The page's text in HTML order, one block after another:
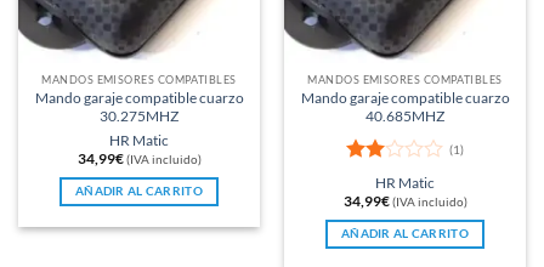
MANDOS EMISORES COMPATIBLES
Mando garaje compatible cuarzo
30.275MHZ
HR Matic
34,99€ (IVA incluido)
AÑADIR AL CARRITO
MANDOS EMISORES COMPATIBLES
Mando garaje compatible cuarzo
40.685MHZ
Valo
rado
con
2de
5
(1)
HR Matic
34,99€ (IVA incluido)
AÑADIR AL CARRITO